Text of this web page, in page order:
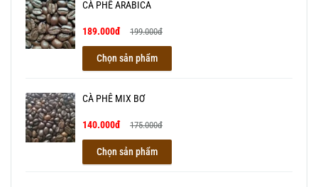
CÀ PHÊ ARABICA
189.000đ 199.000đ
Chọn sản phẩm
CÀ PHÊ MIX BƠ
140.000đ 175.000đ
Chọn sản phẩm